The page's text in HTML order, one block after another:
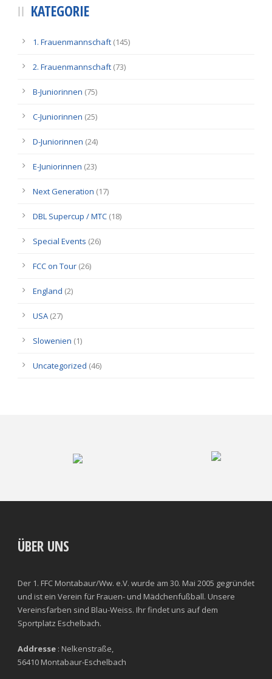
KATEGORIE
1. Frauenmannschaft (145)
2. Frauenmannschaft (73)
B-Juniorinnen (75)
C-Juniorinnen (25)
D-Juniorinnen (24)
E-Juniorinnen (23)
Next Generation (17)
DBL Supercup / MTC (18)
Special Events (26)
FCC on Tour (26)
England (2)
USA (27)
Slowenien (1)
Uncategorized (46)
ÜBER UNS
Der 1. FFC Montabaur/Ww. e.V. wurde am 30. Mai 2005 gegründet
und ist ein Verein für Frauen- und Mädchenfußball. Unsere
Vereinsfarben sind Blau-Weiss. Ihr findet uns auf dem
Sportplatz Eschelbach.
Addresse : Nelkenstraße,
56410 Montabaur-Eschelbach